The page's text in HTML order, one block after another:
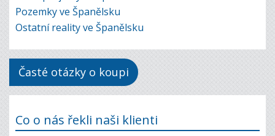
Pozemky ve Španělsku
Ostatní reality ve Španělsku
Časté otázky o koupi
Co o nás řekli naši klienti